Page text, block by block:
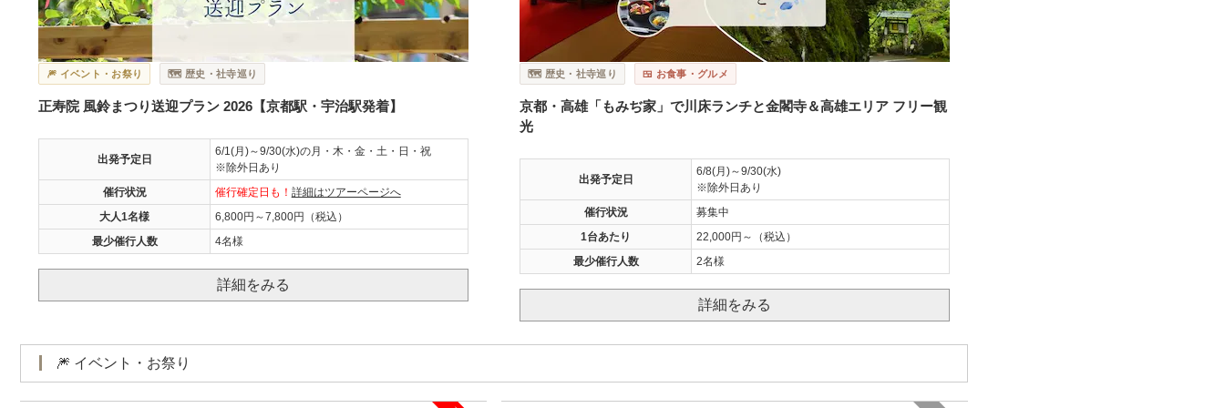
🎆 イベント・お祭り 🗺️ 歴史・社寺巡り
正寿院 風鈴まつり送迎プラン 2026【京都駅・宇治駅発着】
出発予定日
6/1(月)～9/30(水)の月・木・金・土・日・祝
※除外日あり
催行状況
催行確定日も！ 詳細はツアーページへ
大人1名様
6,800円～7,800円（税込）
最少催行人数
4名様
詳細をみる
🗺️ 歴史・社寺巡り 🍱 お食事・グルメ
京都・高雄「もみぢ家」で川床ランチと金閣寺＆高雄エリア フリー観
光
出発予定日
6/8(月)～9/30(水)
※除外日あり
催行状況
募集中
1台あたり
22,000円～（税込）
最少催行人数
2名様
詳細をみる
🎆 イベント・お祭り